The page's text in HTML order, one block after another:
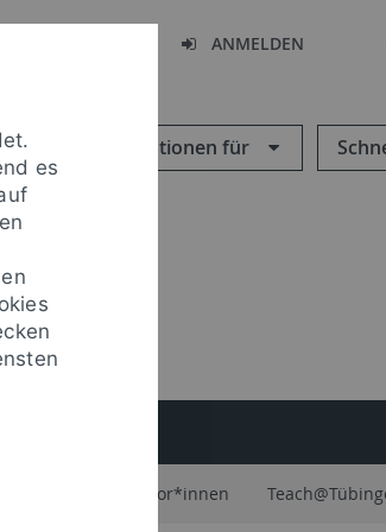
ANMELDEN
Informationen für
Hilfskräfte und Tutor*innen
es